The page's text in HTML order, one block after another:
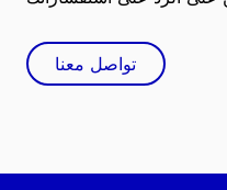
تواصل معنا